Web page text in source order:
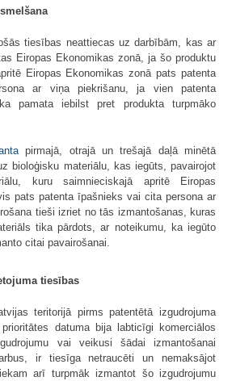
tiesības neattiecas uz darbībām, kas ar
Eiropas Ekonomikas zonā, ja šo produktu
Eiropas Ekonomikas zonā pats patenta
ar viņa piekrišanu, ja vien patenta
pamata iebilst pret produkta turpmāko
pirmajā, otrajā un trešajā daļā minētā
bioloģisku materiālu, kas iegūts, pavairojot
kuru saimnieciskajā apritē Eiropas
pats patenta īpašnieks vai cita persona ar
tieši izriet no tās izmantošanas, kuras
tika pārdots, ar noteikumu, ka iegūto
citai pavairošanai.
tiesības
teritorijā pirms patentētā izgudrojuma
datuma bija labticīgi komerciālos
vai veikusi šādai izmantošanai
ir tiesīga netraucēti un nemaksājot
arī turpmāk izmantot šo izgudrojumu